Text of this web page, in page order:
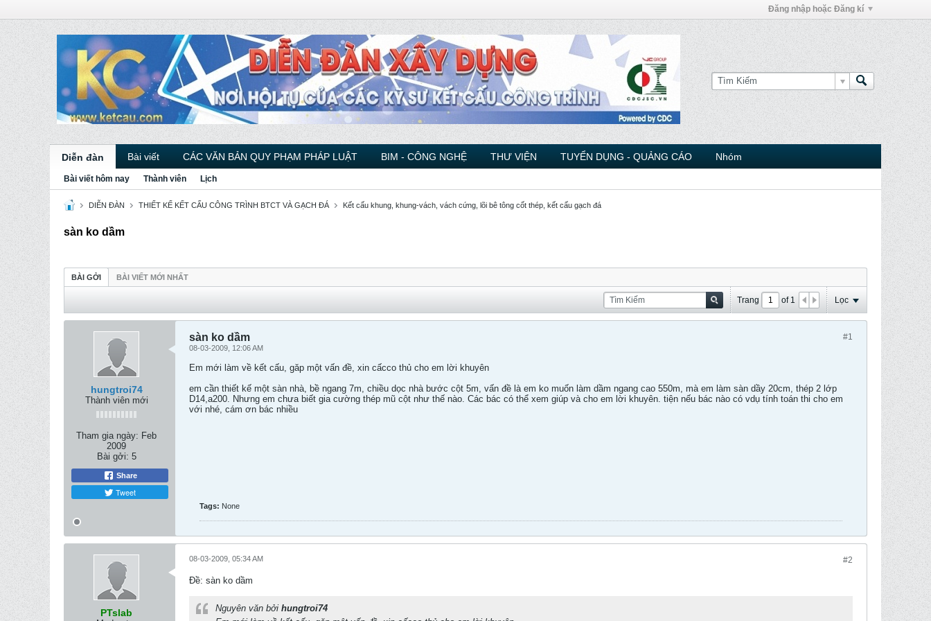
Đăng nhập hoặc Đăng kí
Diễn đàn Bài viết CÁC VĂN BẢN QUY PHẠM PHÁP LUẬT BIM - CÔNG NGHỆ THƯ VIỆN TUYỂN DỤNG - QUẢNG CÁO Nhóm
Bài viết hôm nay Thành viên Lịch
DIỄN ĐÀN THIẾT KẾ KẾT CẤU CÔNG TRÌNH BTCT VÀ GẠCH ĐÁ Kết cấu khung, khung-vách, vách cứng, lõi bê tông cốt thép, kết cấu gạch đá
sàn ko dầm
BÀI GỞI BÀI VIẾT MỚI NHẤT
Trang of 1 Lọc
hungtroi74
Thành viên mới
Tham gia ngày: Feb
2009
Bài gởi: 5
Share
Tweet
#1
sàn ko dầm
08-03-2009, 12:06 AM
Em mới làm về kết cấu, găp một vấn đề, xin cấcco thủ cho em lời khuyên
em cần thiết kế một sàn nhà, bề ngang 7m, chiều dọc nhà bước cột 5m, vấn đề là em ko muốn làm dầm ngang cao 550m, mà em làm sàn dầy 20cm, thép 2 lớp
D14,a200. Nhưng em chưa biết gia cường thép mũ cột như thế nào. Các bác có thể xem giúp và cho em lời khuyên. tiện nếu bác nào có vdụ tính toán thi cho em
với nhé, cám ơn bác nhiều
Tags: None
PTslab
#2
08-03-2009, 05:34 AM
Ðề: sàn ko dầm
Nguyên văn bởi hungtroi74